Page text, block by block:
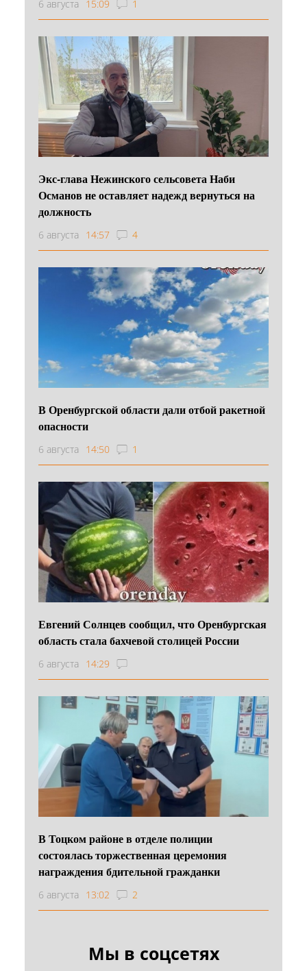
6 августа 15:09 1
Экс-глава Нежинского сельсовета Наби
Османов не оставляет надежд вернуться на
должность
6 августа 14:57 4
В Оренбургской области дали отбой ракетной
опасности
6 августа 14:50 1
Евгений Солнцев сообщил, что Оренбургская
область стала бахчевой столицей России
6 августа 14:29
В Тоцком районе в отделе полиции
состоялась торжественная церемония
награждения бдительной гражданки
6 августа 13:02 2
Мы в соцсетях